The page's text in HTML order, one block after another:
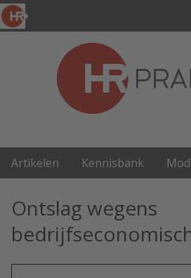
Artikelen Kennisbank
Ontslag wegens